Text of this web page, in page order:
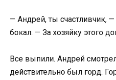
— Андрей, ты счастливчик,
бокал. — За хозяйку этого
Все выпили. Андрей
действительно был горд.